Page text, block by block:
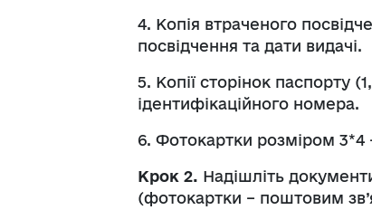
4. Копія втраченого
посвідчення та дати видачі.
5. Копії сторінок паспорту
ідентифікаційного номера.
6. Фотокартки розміром 3*4
Крок 2. Надішліть
(фотокартки – поштовим